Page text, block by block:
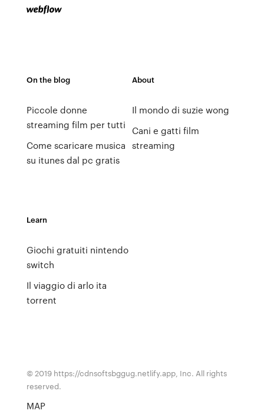
On the blog
Piccole donne
streaming film per tutti
Come scaricare musica
su itunes dal pc gratis
About
Il mondo di suzie wong
Cani e gatti film
streaming
Learn
Giochi gratuiti nintendo
switch
Il viaggio di arlo ita
torrent
© 2019 https://cdnsoftsbggug.netlify.app, Inc. All rights
reserved.
MAP